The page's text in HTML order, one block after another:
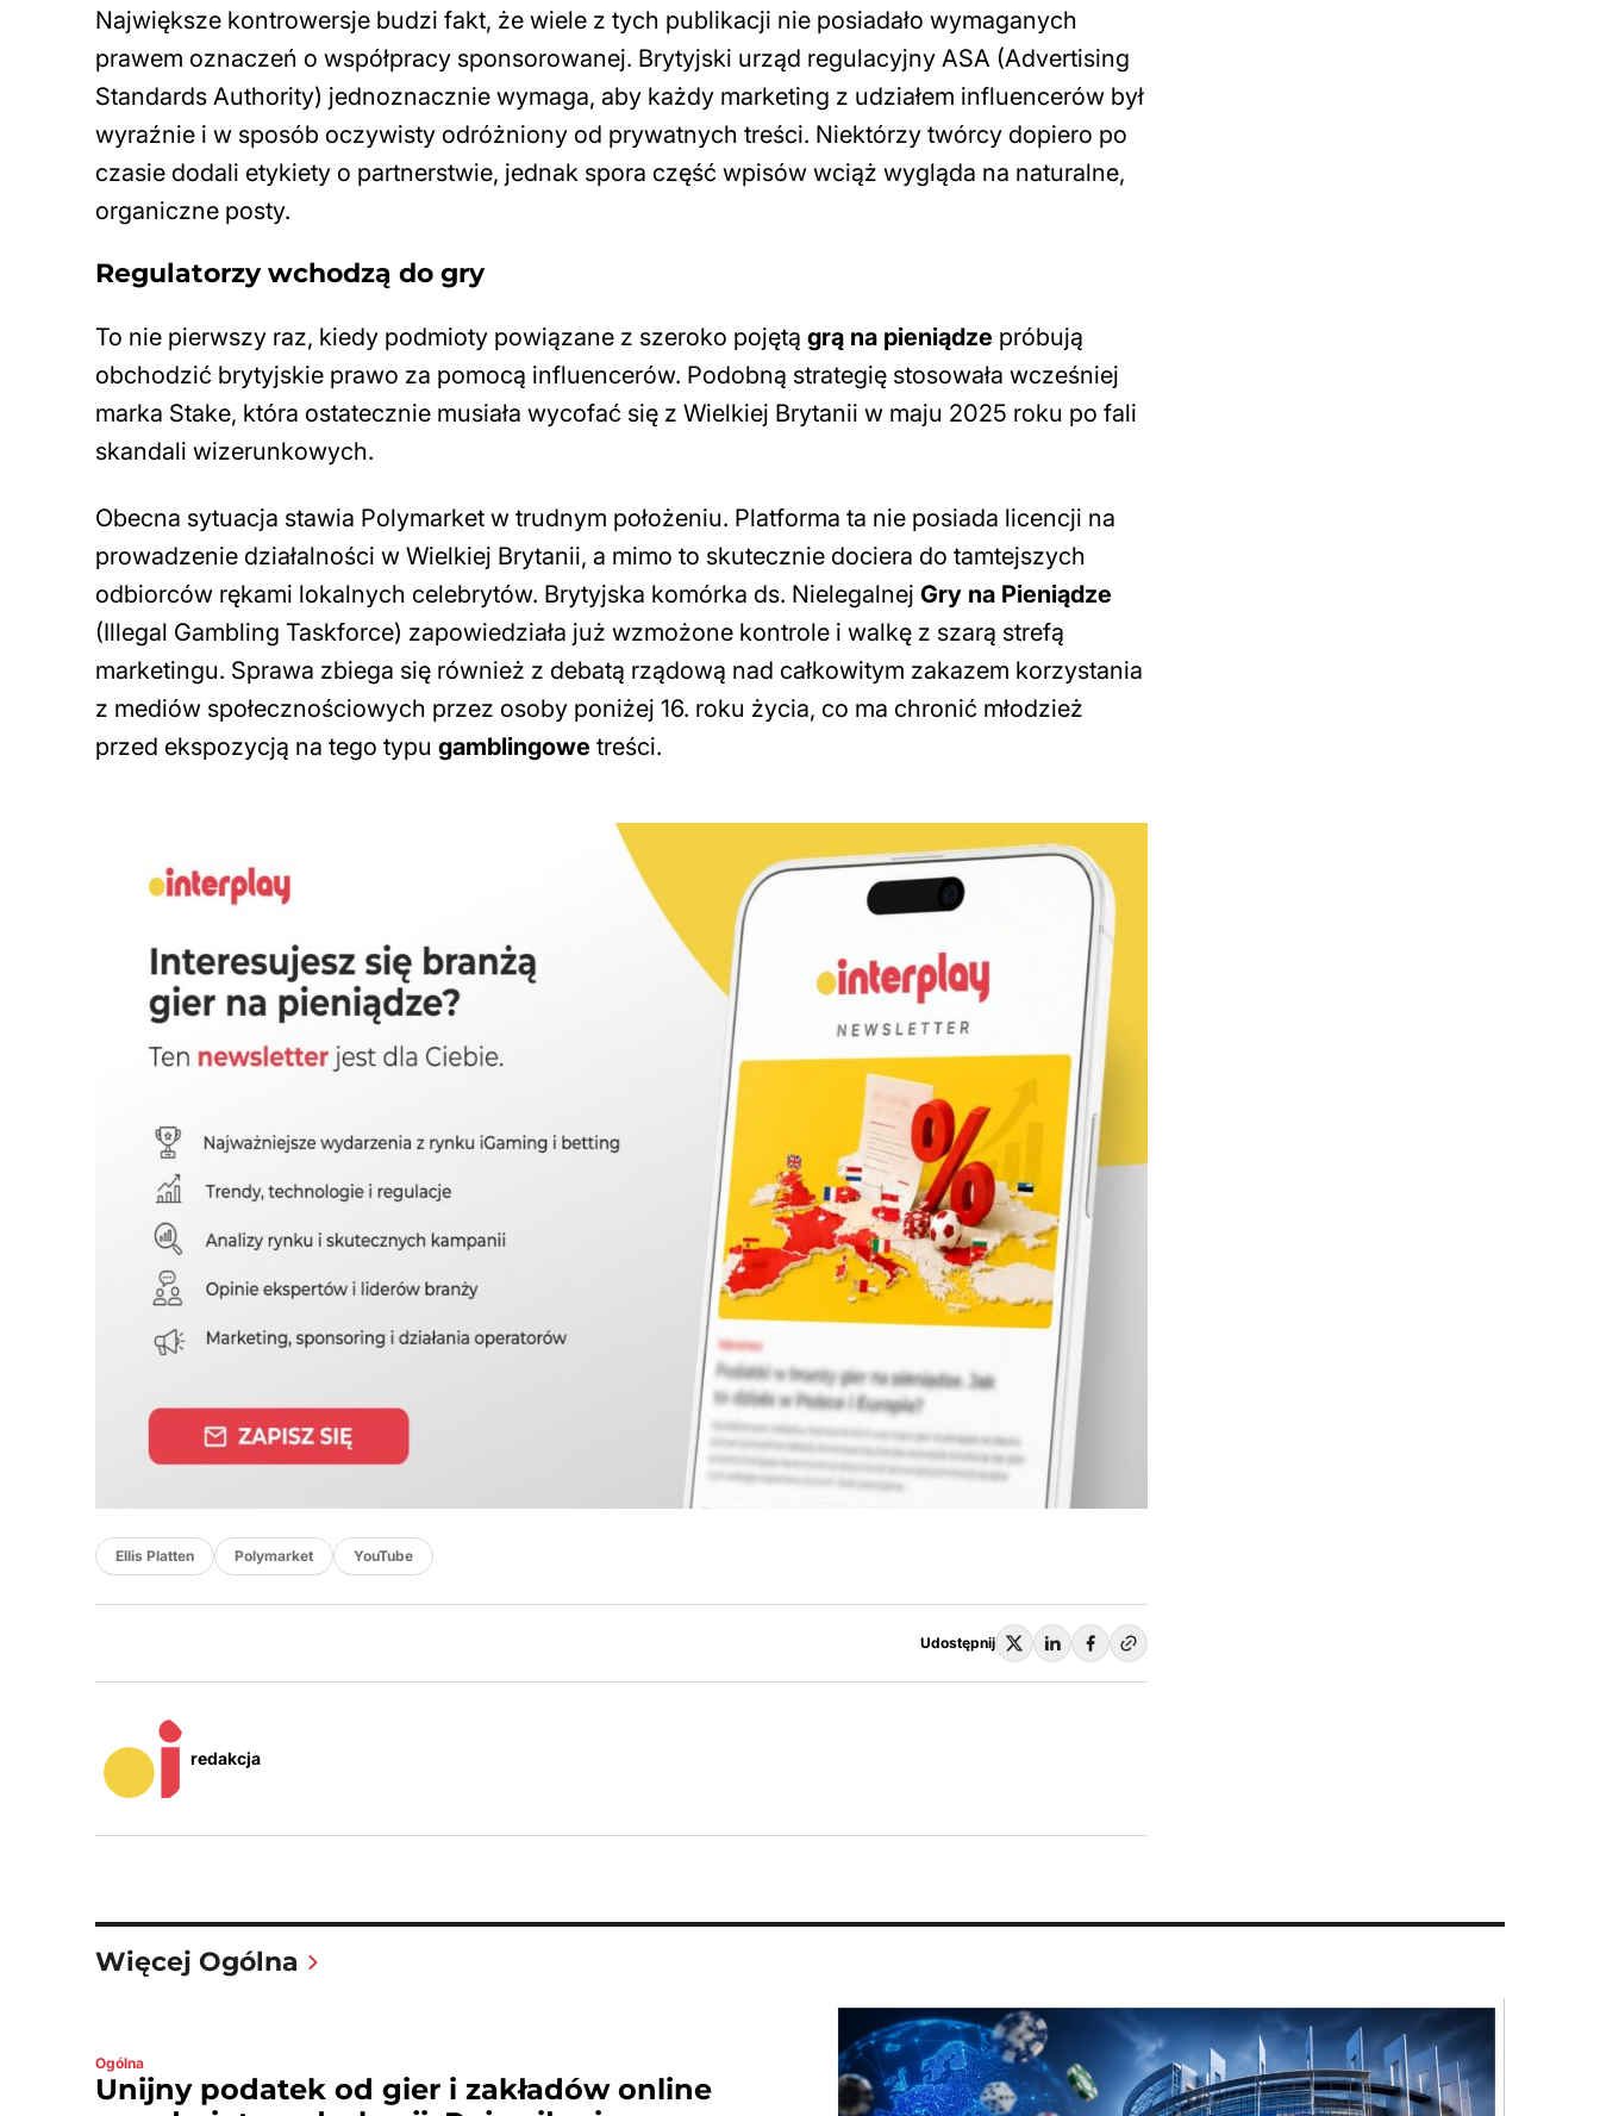
Największe kontrowersje budzi fakt, że wiele z tych publikacji nie posiadało wymaganych
prawem oznaczeń o współpracy sponsorowanej. Brytyjski urząd regulacyjny ASA (Advertising
Standards Authority) jednoznacznie wymaga, aby każdy marketing z udziałem influencerów był
wyraźnie i w sposób oczywisty odróżniony od prywatnych treści. Niektórzy twórcy dopiero po
czasie dodali etykiety o partnerstwie, jednak spora część wpisów wciąż wygląda na naturalne,
organiczne posty.
Regulatorzy wchodzą do gry
To nie pierwszy raz, kiedy podmioty powiązane z szeroko pojętą grą na pieniądze próbują
obchodzić brytyjskie prawo za pomocą influencerów. Podobną strategię stosowała wcześniej
marka Stake, która ostatecznie musiała wycofać się z Wielkiej Brytanii w maju 2025 roku po fali
skandali wizerunkowych.
Obecna sytuacja stawia Polymarket w trudnym położeniu. Platforma ta nie posiada licencji na
prowadzenie działalności w Wielkiej Brytanii, a mimo to skutecznie dociera do tamtejszych
odbiorców rękami lokalnych celebrytów. Brytyjska komórka ds. Nielegalnej Gry na Pieniądze
(Illegal Gambling Taskforce) zapowiedziała już wzmożone kontrole i walkę z szarą strefą
marketingu. Sprawa zbiega się również z debatą rządową nad całkowitym zakazem korzystania
z mediów społecznościowych przez osoby poniżej 16. roku życia, co ma chronić młodzież
przed ekspozycją na tego typu gamblingowe treści.
Ellis Platten Polymarket YouTube
Udostępnij
redakcja
Więcej Ogólna
Ogólna
Unijny podatek od gier i zakładów online